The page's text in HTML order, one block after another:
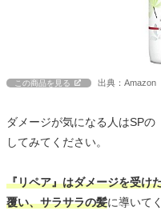
この商品を見る 出典：Amazon
ダメージが気になる人はSP
してみてください。
『リペア』はダメージを受け
覆い、サラサラの髪に導いて